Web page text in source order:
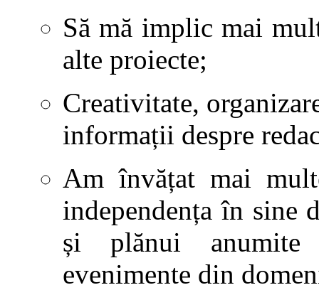
Să mă implic mai
alte proiecte;
Creativitate,
informații despre
Am învățat mai
independența în sine
și plănui
evenimente din